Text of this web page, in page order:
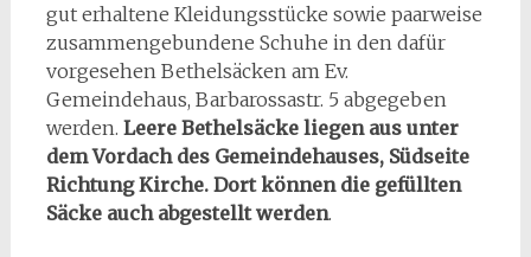
gut erhaltene Kleidungsstücke sowie paarweise
zusammengebundene Schuhe in den dafür
vorgesehen Bethelsäcken am Ev.
Gemeindehaus, Barbarossastr. 5 abgegeben
werden. Leere Bethelsäcke liegen aus unter
dem Vordach des Gemeindehauses, Südseite
Richtung Kirche. Dort können die gefüllten
Säcke auch abgestellt werden.